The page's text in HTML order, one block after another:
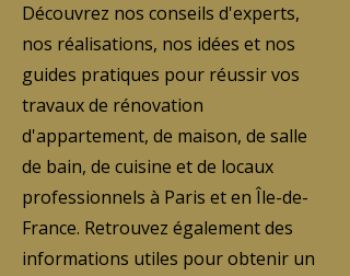
Découvrez nos conseils d'experts,
nos réalisations, nos idées et nos
guides pratiques pour réussir vos
travaux de rénovation
d'appartement, de maison, de salle
de bain, de cuisine et de locaux
professionnels à Paris et en Île-de-
France. Retrouvez également des
informations utiles pour obtenir un